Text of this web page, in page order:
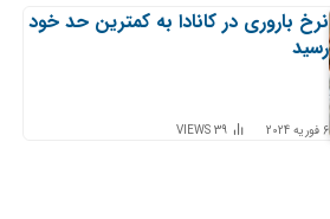
نرخ باروری در کانادا به کمترین حد خود
رسید
6 فوریه 2024 39
VIEWS